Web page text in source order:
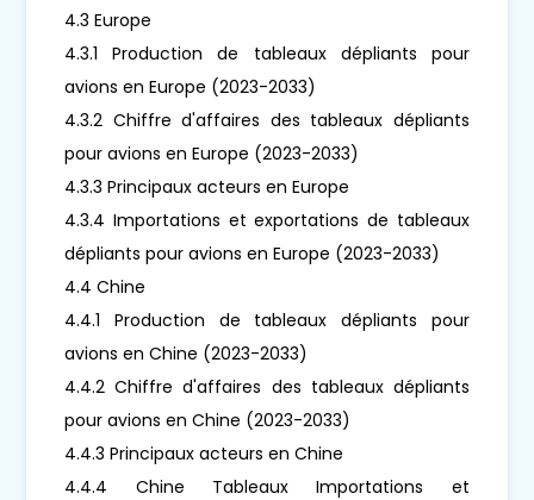
4.3 Europe
4.3.1 Production de tableaux dépliants pour
avions en Europe (2023-2033)
4.3.2 Chiffre d'affaires des tableaux dépliants
pour avions en Europe (2023-2033)
4.3.3 Principaux acteurs en Europe
4.3.4 Importations et exportations de tableaux
dépliants pour avions en Europe (2023-2033)
4.4 Chine
4.4.1 Production de tableaux dépliants pour
avions en Chine (2023-2033)
4.4.2 Chiffre d'affaires des tableaux dépliants
pour avions en Chine (2023-2033)
4.4.3 Principaux acteurs en Chine
4.4.4 Chine Tableaux Importations et